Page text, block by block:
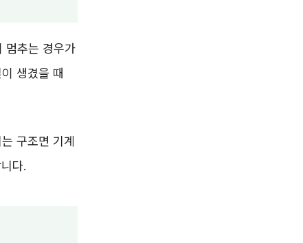
멈추는 경우가
생겼을 때
구조면 기계
다.